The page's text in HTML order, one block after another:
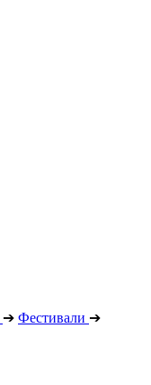
➔ Фестивали ➔